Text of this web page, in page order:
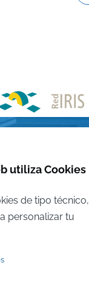
utiliza Cookies
de tipo técnico,
personalizar tu